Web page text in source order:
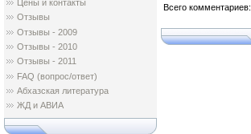
Цены и контакты
Отзывы
Oтзывы - 2009
Oтзывы - 2010
Oтзывы - 2011
FAQ (вопрос/ответ)
Абхазская литература
ЖД и АВИА
Всего комментариев: